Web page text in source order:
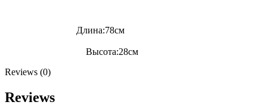
Длина:78см
Высота:28см
Reviews (0)
Reviews